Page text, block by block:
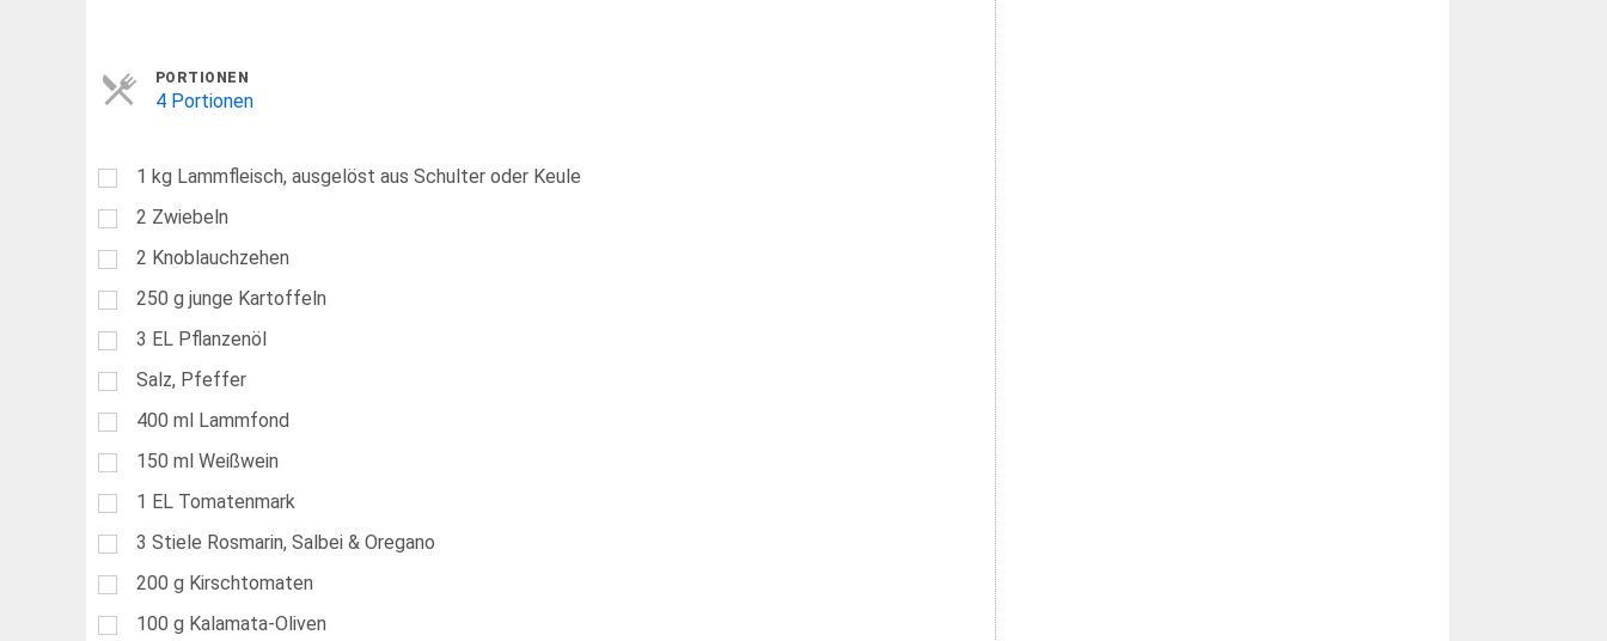
PORTIONEN
4 Portionen
1 kg Lammfleisch, ausgelöst aus Schulter oder Keule
2 Zwiebeln
2 Knoblauchzehen
250 g junge Kartoffeln
3 EL Pflanzenöl
Salz, Pfeffer
400 ml Lammfond
150 ml Weißwein
1 EL Tomatenmark
3 Stiele Rosmarin, Salbei & Oregano
200 g Kirschtomaten
100 g Kalamata-Oliven